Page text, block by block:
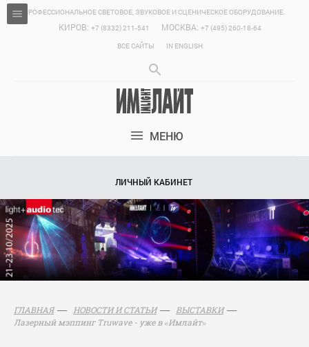
ПРОФЕССИОНАЛЬНОЕ СВЕТОВОЕ, ЗВУКОВОЕ И СЦЕНИЧЕСКОЕ ОБОРУДОВАНИЕ.
КИРОВ: +7 (8332) 211-541 МОСКВА: +7 (495) 260-18-64
ВСЕ САЙТЫ
IN ENGLISH
МЕНЮ
ЛИЧНЫЙ КАБИНЕТ
ГЛАВНАЯ НОВОСТИ И СТАТЬИ
ВЫСТАВКИ
Лазерный мэппинг Truwave - уже в «Имлайт»